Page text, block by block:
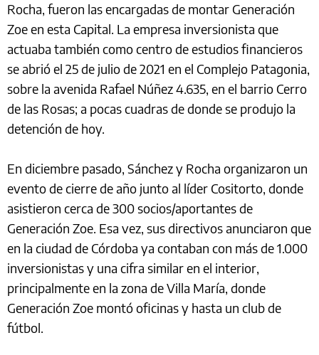
Rocha, fueron las encargadas de montar Generación
Zoe en esta Capital. La empresa inversionista que
actuaba también como centro de estudios financieros
se abrió el 25 de julio de 2021 en el Complejo Patagonia,
sobre la avenida Rafael Núñez 4.635, en el barrio Cerro
de las Rosas; a pocas cuadras de donde se produjo la
detención de hoy.
En diciembre pasado, Sánchez y Rocha organizaron un
evento de cierre de año junto al líder Cositorto, donde
asistieron cerca de 300 socios/aportantes de
Generación Zoe. Esa vez, sus directivos anunciaron que
en la ciudad de Córdoba ya contaban con más de 1.000
inversionistas y una cifra similar en el interior,
principalmente en la zona de Villa María, donde
Generación Zoe montó oficinas y hasta un club de
fútbol.